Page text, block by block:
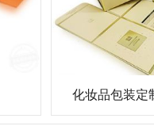
化妆品包装定
妆品包装